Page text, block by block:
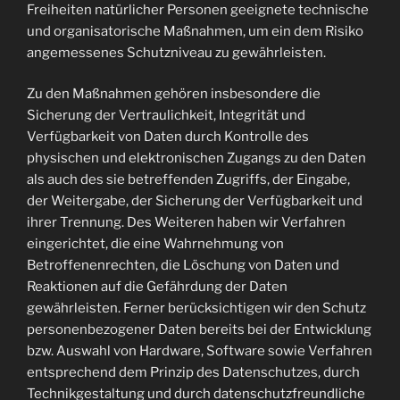
Freiheiten natürlicher Personen geeignete technische
und organisatorische Maßnahmen, um ein dem Risiko
angemessenes Schutzniveau zu gewährleisten.
Zu den Maßnahmen gehören insbesondere die
Sicherung der Vertraulichkeit, Integrität und
Verfügbarkeit von Daten durch Kontrolle des
physischen und elektronischen Zugangs zu den Daten
als auch des sie betreffenden Zugriffs, der Eingabe,
der Weitergabe, der Sicherung der Verfügbarkeit und
ihrer Trennung. Des Weiteren haben wir Verfahren
eingerichtet, die eine Wahrnehmung von
Betroffenenrechten, die Löschung von Daten und
Reaktionen auf die Gefährdung der Daten
gewährleisten. Ferner berücksichtigen wir den Schutz
personenbezogener Daten bereits bei der Entwicklung
bzw. Auswahl von Hardware, Software sowie Verfahren
entsprechend dem Prinzip des Datenschutzes, durch
Technikgestaltung und durch datenschutzfreundliche